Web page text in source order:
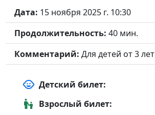
Дата: 15 ноября 2025 г. 10:30
Продолжительность: 40 мин.
Комментарий: Для детей от 3 лет
child_care Детский билет:
escalator_warning Взрослый билет: